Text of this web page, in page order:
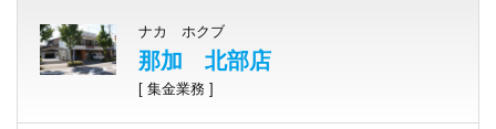
ナカ ホクブ
那加 北部店
[ 集金業務 ]